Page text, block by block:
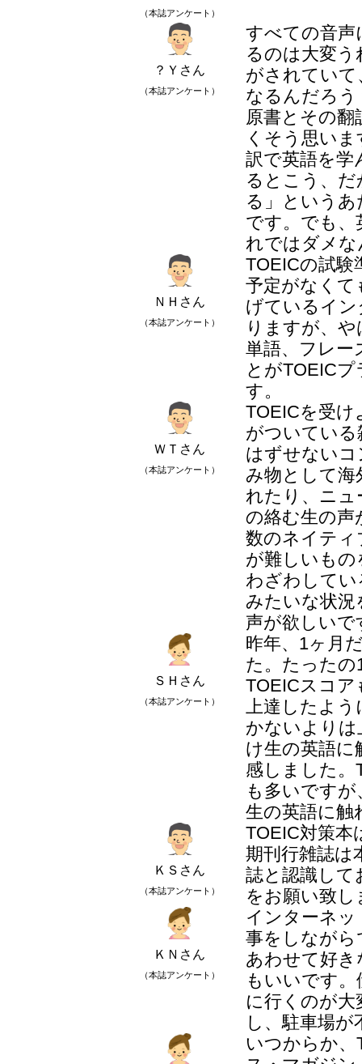
（本誌アンケート）
？Ｙさん
（本誌アンケート）
すべての音
るのは大変
がされてい
なるんだろ
原書とその
くそう思い
訳で英語を学
るとこう、
る」という
です。でも、
れではダメ
ＮＨさん
（本誌アンケート）
TOEICの試験
予定がなくて
げているイ
りますが、
単語、フレ
とがTOEIC
す。
ＷＴさん
（本誌アンケート）
TOEICを受け
がついてい
はずせない
み物として海
れたり、ニュ
の絡む生の声
数のネイティ
が難しいもの
わざわしてい
みたいな状況
声が欲しいで
ＳＨさん
（本誌アンケート）
昨年、1ヶ月
た。たったの
TOEICスコア
上達したよう
かないより
け生の英語
感しました
も多いです
生の英語に触
ＫＳさん
（本誌アンケート）
TOEIC対策本
期刊行雑誌は
誌と認識して
をお願い致し
ＫＮさん
（本誌アンケート）
インターネ
事をしながら
あわせて好
もいいです
に行くのが大
し、駐車場が
いつからか、